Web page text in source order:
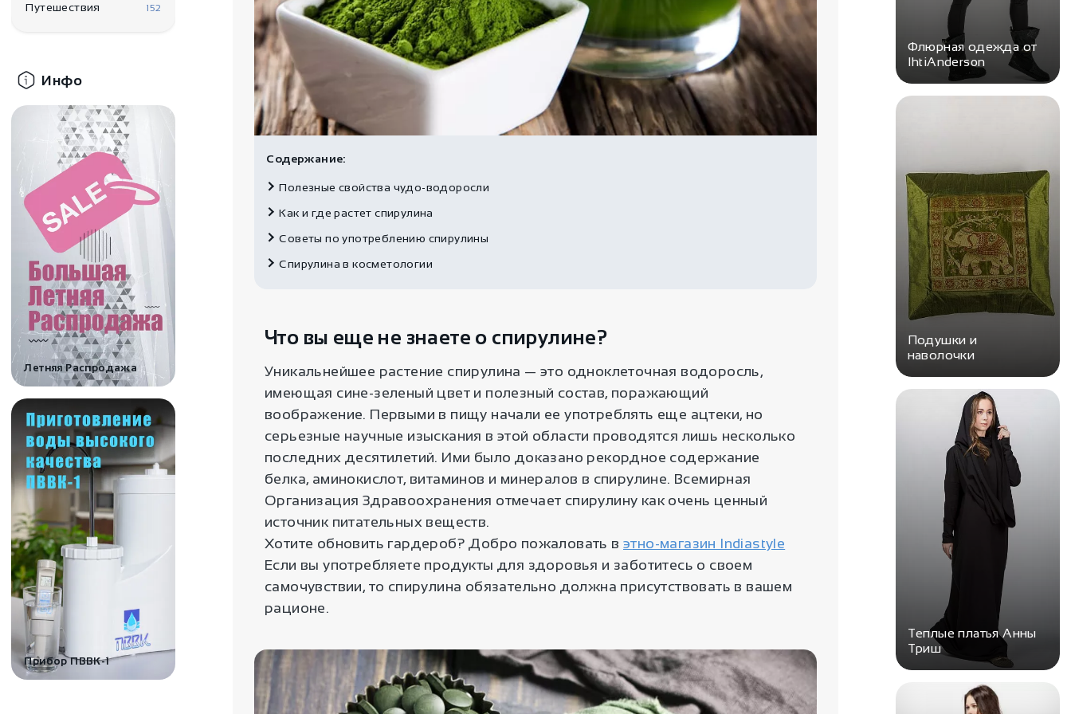
Путешествия 152
Инфо
Летняя Распродажа
Прибор ПВВК-1
Содержание:
Полезные свойства чудо-водоросли
Как и где растет спирулина
Советы по употреблению спирулины
Спирулина в косметологии
Что вы еще не знаете о спирулине?
Уникальнейшее растение спирулина — это одноклеточная водоросль,
имеющая сине-зеленый цвет и полезный состав, поражающий
воображение. Первыми в пищу начали ее употреблять еще ацтеки, но
серьезные научные изыскания в этой области проводятся лишь несколько
последних десятилетий. Ими было доказано рекордное содержание
белка, аминокислот, витаминов и минералов в спирулине. Всемирная
Организация Здравоохранения отмечает спирулину как очень ценный
источник питательных веществ.
Хотите обновить гардероб? Добро пожаловать в этно-магазин Indiastyle
Если вы употребляете продукты для здоровья и заботитесь о своем
самочувствии, то спирулина обязательно должна присутствовать в вашем
рационе.
Флюрная одежда от
IhtiAnderson
Подушки и
наволочки
Теплые платья Анны
Триш